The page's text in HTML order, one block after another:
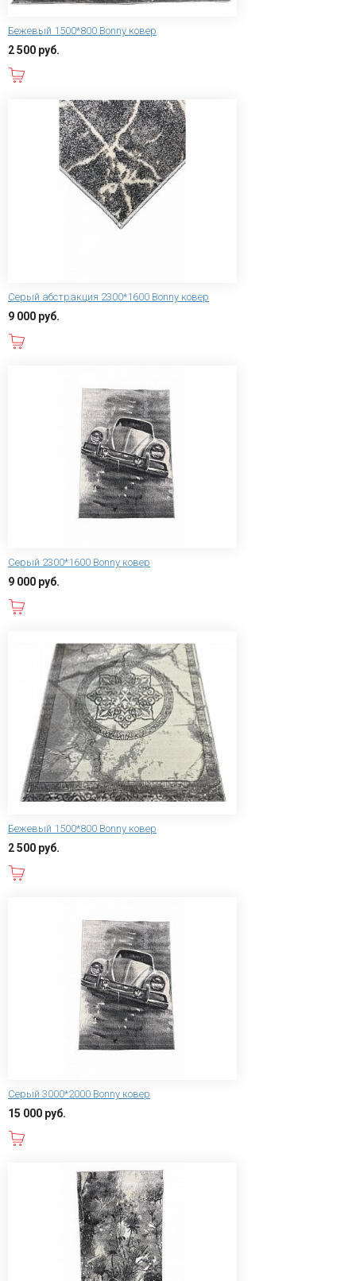
Бежевый 1500*800 Bonny ковер
2 500 руб.
Серый абстракция 2300*1600 Bonny ковер
9 000 руб.
Серый 2300*1600 Bonny ковер
9 000 руб.
Бежевый 1500*800 Bonny ковер
2 500 руб.
Серый 3000*2000 Bonny ковер
15 000 руб.